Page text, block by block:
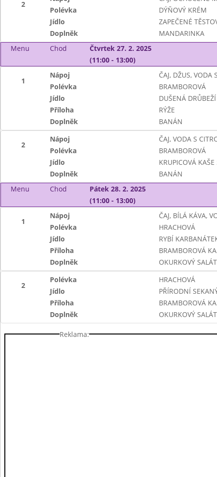
2
Polévka
DÝŇOVÝ KRÉM
Jídlo
ZAPEČENÉ
Doplněk
MANDARINKA
Menu
Chod
Čtvrtek 27. 2. 2025
(11:00 - 13:00)
1
Nápoj
ČAJ, DŽUS, VODA
Polévka
BRAMBOROVÁ
Jídlo
DUŠENÁ
Příloha
RÝŽE
Doplněk
BANÁN
2
Nápoj
ČAJ, VODA S
Polévka
BRAMBOROVÁ
Jídlo
KRUPICOVÁ
Doplněk
BANÁN
Menu
Chod
Pátek 28. 2. 2025
(11:00 - 13:00)
1
Nápoj
ČAJ, BÍLÁ KÁVA,
Polévka
HRACHOVÁ
Jídlo
RYBÍ
Příloha
BRAMBOROVÁ
Doplněk
OKURKOVÝ SALÁT
2
Polévka
HRACHOVÁ
Jídlo
PŘÍRODNÍ
Příloha
BRAMBOROVÁ
Doplněk
OKURKOVÝ SALÁT
Reklama: